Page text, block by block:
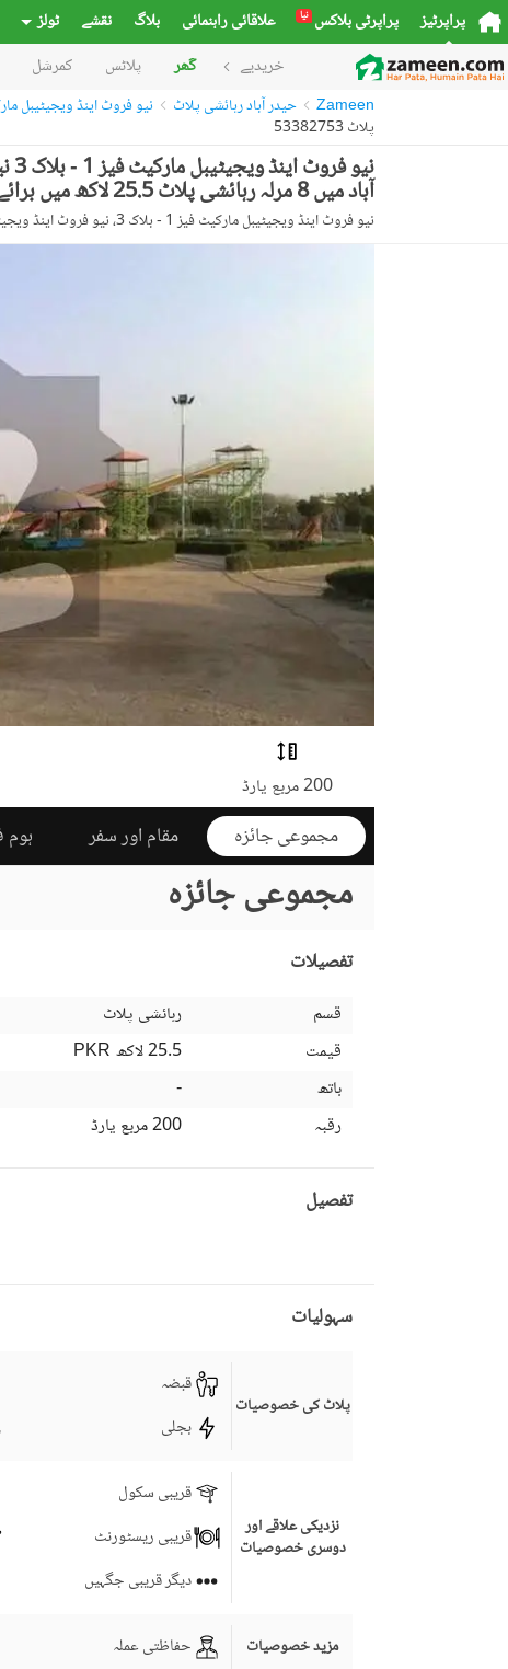
پراپرٹیز پراپرٹی بلاکس نیا علاقائی راہنمائی بلاگ نقشے ٹولز
خریدیے گھر پلاٹس کمرشل
Zameen حیدر آباد رہائشی پلاٹ نیو فروٹ اینڈ ویجیٹیبل
پلاٹ 53382753
آباد میں 8 مرلہ رہائشی پلاٹ 25.5 لاکھ میں برائے فروخت۔
نیو فروٹ اینڈ ویجیٹیبل مارکیٹ فیز 1 - بلاک 3، نیو فروٹ اینڈ ویجیٹیبل مارکیٹ فیز 1، نیو فروٹ اینڈ ویجیٹیبل مارکیٹ، حیدر آباد، سندھ
200 مربع یارڈ
مجموعی جائزہ مقام اور سفر ہوم
مجموعی جائزہ
تفصیلات
قسم
رہائشی پلاٹ
قیمت
PKR
25.5 لاکھ
باتھ
-
رقبہ
200 مربع یارڈ
تفصیل
سہولیات
پلاٹ کی خصوصیات
قبضہ
بجلی
نزدیکی علاقے اور
دوسری خصوصیات
قریبی سکول
قریبی ریسٹورنٹ
دیگر قریبی جگہیں
مزید خصوصیات حفاظتی عملہ